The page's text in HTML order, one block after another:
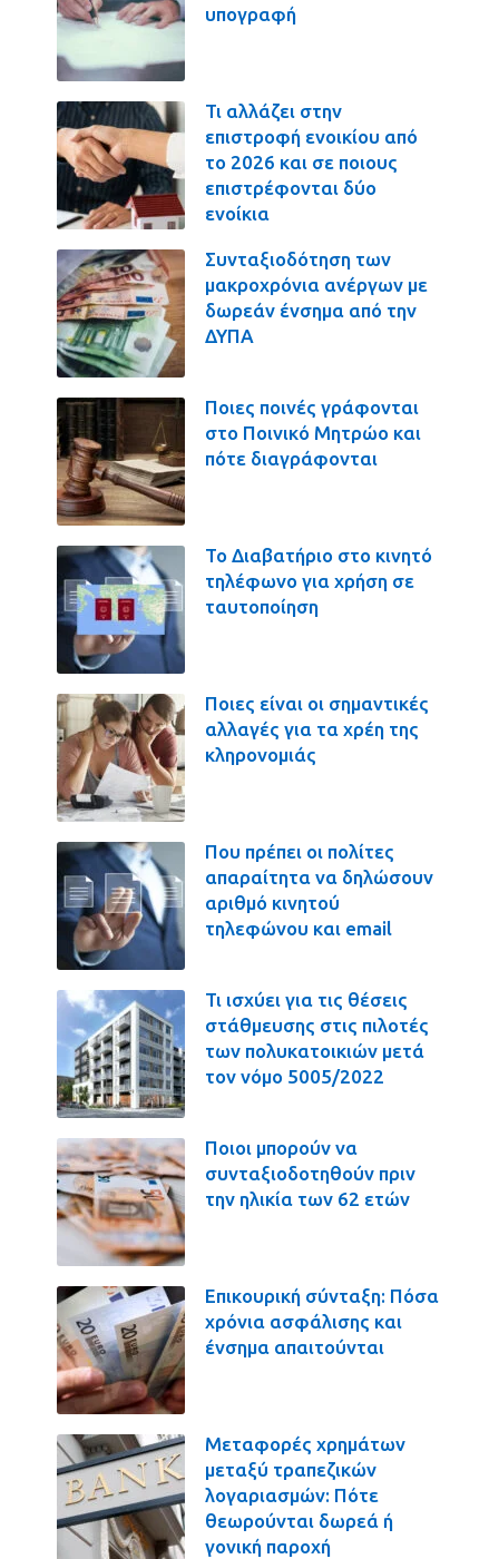
υπογραφή
Τι αλλάζει στην
επιστροφή ενοικίου από
το 2026 και σε ποιους
επιστρέφονται δύο
ενοίκια
Συνταξιοδότηση των
μακροχρόνια ανέργων με
δωρεάν ένσημα από την
ΔΥΠΑ
Ποιες ποινές γράφονται
στο Ποινικό Μητρώο και
πότε διαγράφονται
Το Διαβατήριο στο κινητό
τηλέφωνο για χρήση σε
ταυτοποίηση
Ποιες είναι οι σημαντικές
αλλαγές για τα χρέη της
κληρονομιάς
Που πρέπει οι πολίτες
απαραίτητα να δηλώσουν
αριθμό κινητού
τηλεφώνου και email
Τι ισχύει για τις θέσεις
στάθμευσης στις πιλοτές
των πολυκατοικιών μετά
τον νόμο 5005/2022
Ποιοι μπορούν να
συνταξιοδοτηθούν πριν
την ηλικία των 62 ετών
Επικουρική σύνταξη: Πόσα
χρόνια ασφάλισης και
ένσημα απαιτούνται
Μεταφορές χρημάτων
μεταξύ τραπεζικών
λογαριασμών: Πότε
θεωρούνται δωρεά ή
γονική παροχή